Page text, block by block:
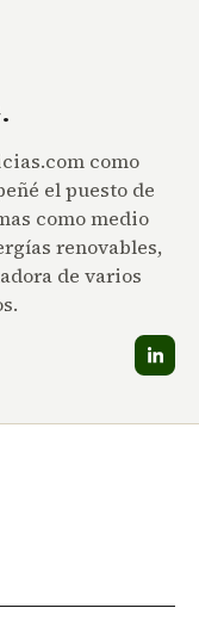
como
el puesto de
como medio
renovables,
de varios